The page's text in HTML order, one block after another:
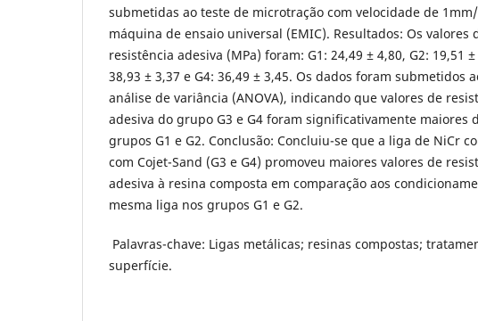
submetidas ao teste de microtração com velocidade de
máquina de ensaio universal (EMIC). Resultados: Os valores
resistência adesiva (MPa) foram: G1: 24,49 ± 4,80, G2: 19,51 ±
38,93 ± 3,37 e G4: 36,49 ± 3,45. Os dados foram submetidos
análise de variância (ANOVA), indicando que valores de
adesiva do grupo G3 e G4 foram significativamente maiores
grupos G1 e G2. Conclusão: Concluiu-se que a liga de NiCr
com Cojet-Sand (G3 e G4) promoveu maiores valores de
adesiva à resina composta em comparação aos
mesma liga nos grupos G1 e G2.
Palavras-chave: Ligas metálicas; resinas compostas;
superfície.